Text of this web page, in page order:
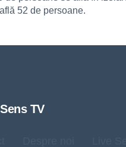
52 de persoane.
TV